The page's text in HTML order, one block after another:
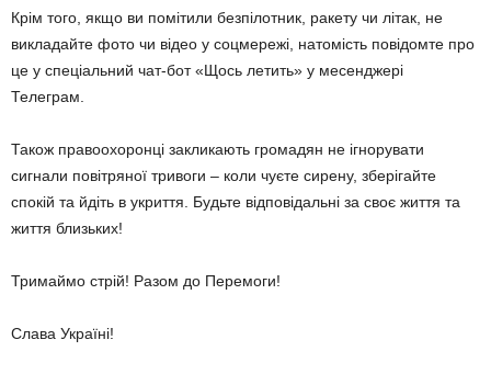
Крім того, якщо ви помітили безпілотник, ракету чи літак, не
викладайте фото чи відео у соцмережі, натомість повідомте про
це у спеціальний чат-бот «Щось летить» у месенджері
Телеграм.
Також правоохоронці закликають громадян не ігнорувати
сигнали повітряної тривоги – коли чуєте сирену, зберігайте
спокій та йдіть в укриття. Будьте відповідальні за своє життя та
життя близьких!
Тримаймо стрій! Разом до Перемоги!
Слава Україні!